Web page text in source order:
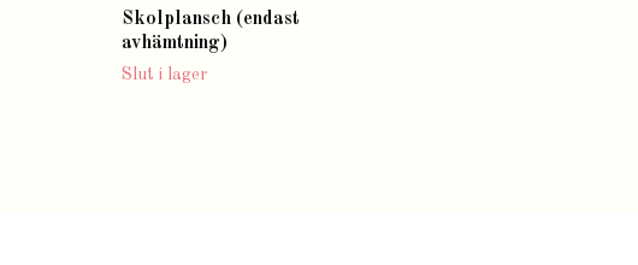
Skolplansch (endast
avhämtning)
Slut i lager